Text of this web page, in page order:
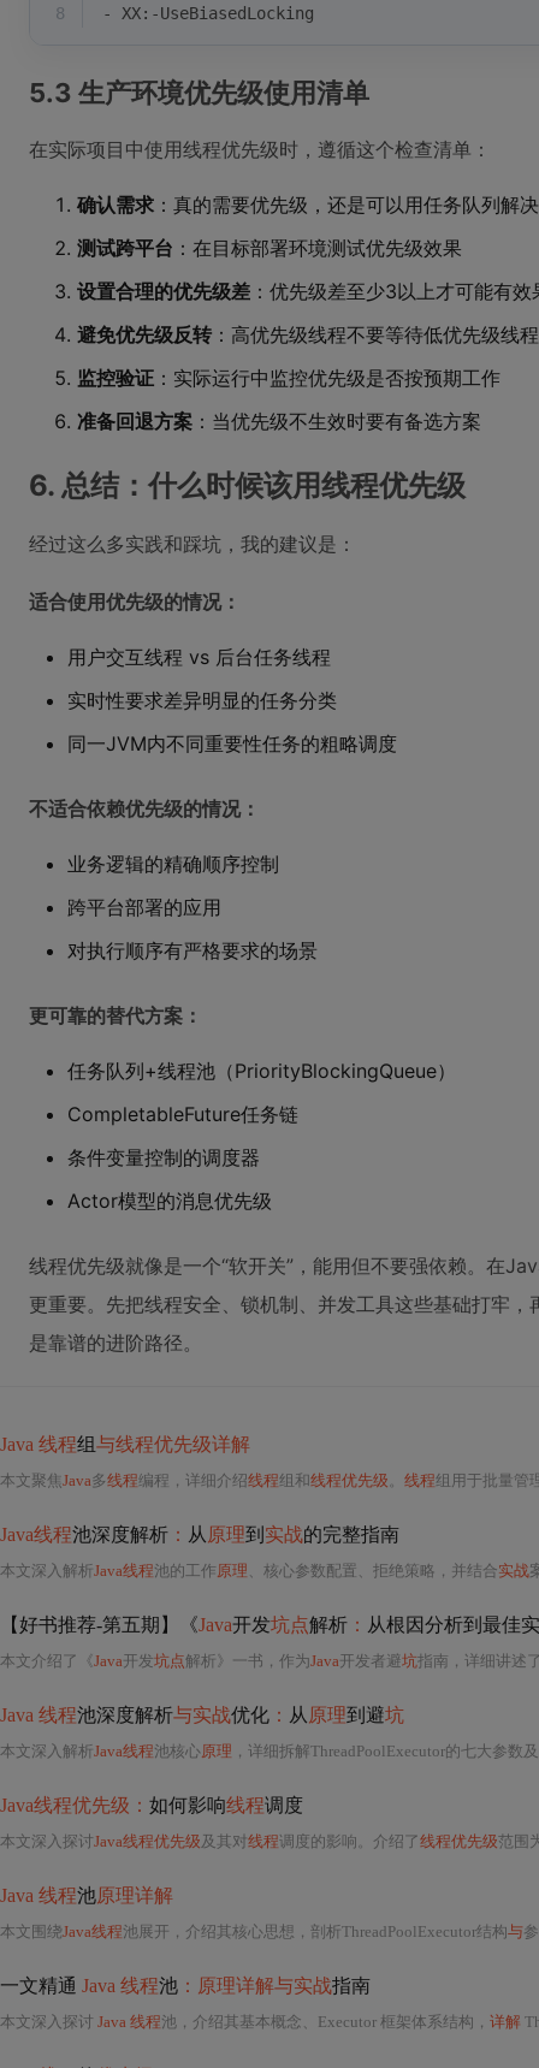
8
- XX:-UseBiasedLocking
5.3 生产环境优先级使用清单
在实际项目中使用线程优先级时，遵循这个检查清单：
确认需求 ：真的需要优先级，还是可以用任务队列解
测试跨平台 ：在目标部署环境测试优先级效果
设置合理的优先级差 ：优先级差至少3以上才可能有效
避免优先级反转 ：高优先级线程不要等待低优先级线
监控验证 ：实际运行中监控优先级是否按预期工作
准备回退方案 ：当优先级不生效时要有备选方案
6. 总结：什么时候该用线程优先级
经过这么多实践和踩坑，我的建议是：
适合使用优先级的情况：
用户交互线程 vs 后台任务线程
实时性要求差异明显的任务分类
同一JVM内不同重要性任务的粗略调度
不适合依赖优先级的情况：
业务逻辑的精确顺序控制
跨平台部署的应用
对执行顺序有严格要求的场景
更可靠的替代方案：
任务队列+线程池（PriorityBlockingQueue）
CompletableFuture任务链
条件变量控制的调度器
Actor模型的消息优先级
线程优先级就像是一个“软开关”，能用但不要强依赖。在
更重要。先把线程安全、锁机制、并发工具这些基础打牢
是靠谱的进阶路径。
Java 线程组与线程优先级详解
本文聚焦Java多线程编程，详细介绍线程组和线程优先级。 线程组用于批量管
Java线程池深度解析 ： 从 原理到 实战的完整指南
本文深入解析Java线程池的工作原理 、核心参数配置、拒绝策略，并结合实战
【好书推荐-第五期】《Java开发坑点解析 ： 从根因分析到最佳
本文介绍了《Java开发坑点解析》一书，作为Java开发者避坑指南，详细讲述了如何避免常见
Java 线程池深度解析与实战优化 ： 从 原理到避坑
本文深入解析Java线程池核心原理 ，详细拆解ThreadPoolExecutor的七大参数及其
Java线程优先级： 如何影响线程调度
本文深入探讨Java线程优先级及其对线程调度的影响。介绍了线程优先级范围
Java 线程池原理详解
本文围绕Java线程池展开，介绍其核心思想，剖析ThreadPoolExecutor结构与
一文精通 Java 线程池 ：原理详解与实战指南
本文深入探讨 Java 线程池，介绍其基本概念、Executor 框架体系结构， 详解